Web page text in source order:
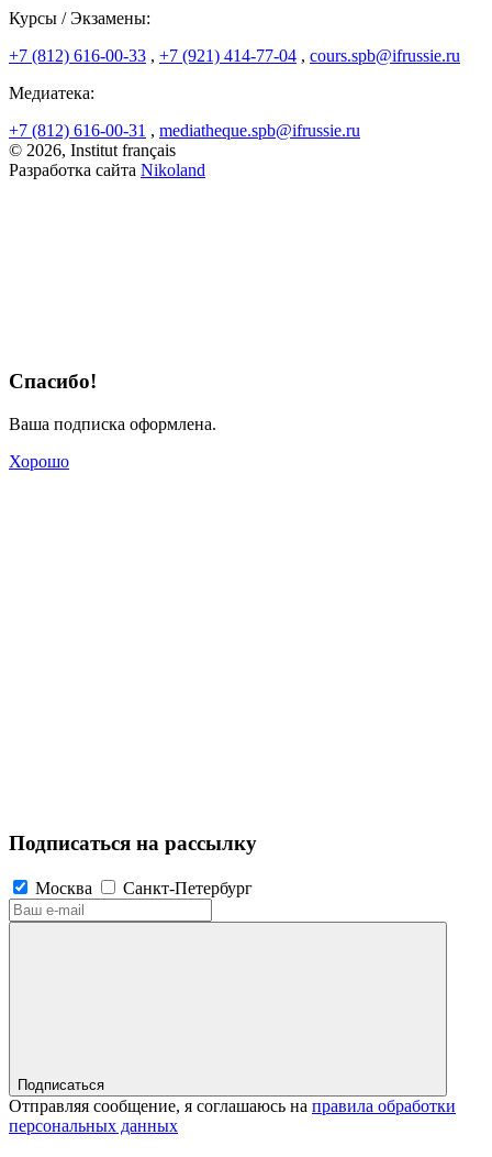
Курсы / Экзамены:
+7 (812) 616-00-33 , +7 (921) 414-77-04 , cours.spb@ifrussie.ru
Медиатека:
+7 (812) 616-00-31 , mediatheque.spb@ifrussie.ru
© 2026, Institut français
Разработка сайта Nikoland
Спасибо!
Ваша подписка оформлена.
Хорошо
Подписаться на рассылку
Москва Санкт-Петербург
Подписаться
Отправляя сообщение, я соглашаюсь на правила обработки
персональных данных